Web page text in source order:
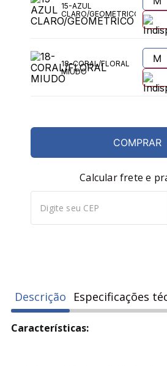
15-AZUL
CLARO/GEOMETRICO
18-CORAL/FLORAL
MIUDO
COMPRAR
Calcular frete e
Descrição Especificações
Características: